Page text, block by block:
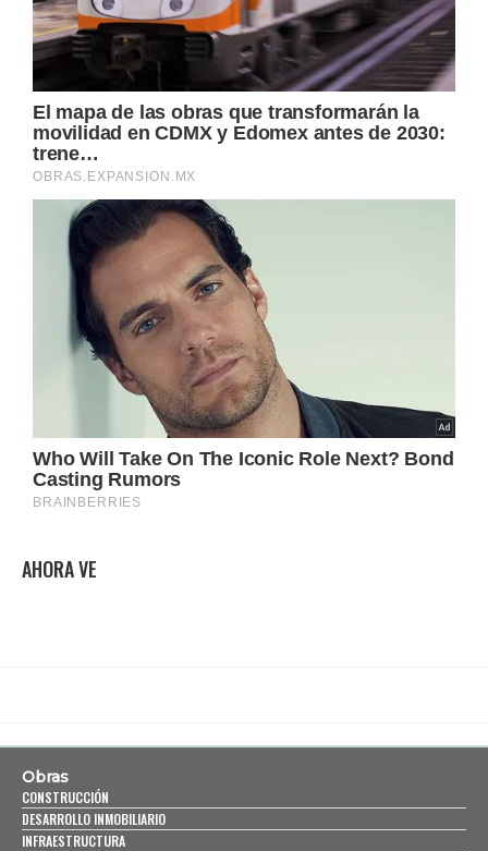
AHORA VE
Obras
CONSTRUCCIÓN
DESARROLLO INMOBILIARIO
INFRAESTRUCTURA